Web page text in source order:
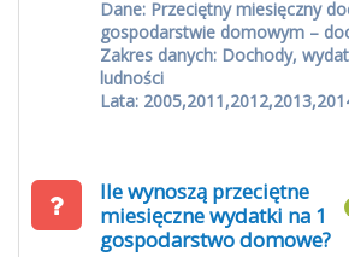
Dane: Przeciętny miesięczny
gospodarstwie domowym –
Zakres danych: Dochody,
ludności
Lata:
Ile wynoszą przeciętne
miesięczne wydatki na 1
gospodarstwo domowe?